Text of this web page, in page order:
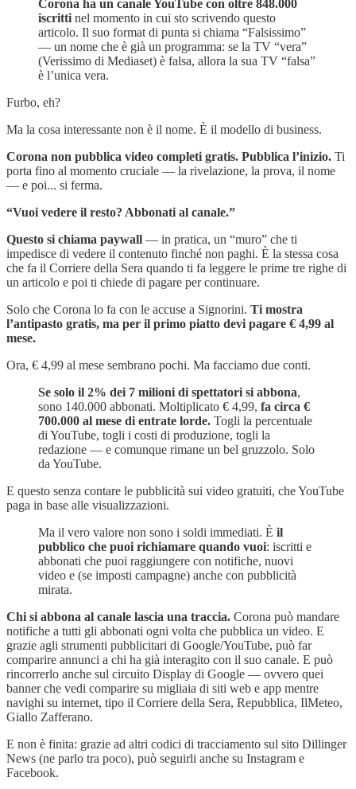
Corona ha un canale YouTube con oltre 848.000
iscritti nel momento in cui sto scrivendo questo
articolo. Il suo format di punta si chiama “Falsissimo”
— un nome che è già un programma: se la TV “vera”
(Verissimo di Mediaset) è falsa, allora la sua TV “falsa”
è l’unica vera.
Furbo, eh?
Ma la cosa interessante non è il nome. È il modello di business.
Corona non pubblica video completi gratis. Pubblica l’inizio. Ti
porta fino al momento cruciale — la rivelazione, la prova, il nome
— e poi... si ferma.
“Vuoi vedere il resto? Abbonati al canale.”
Questo si chiama paywall — in pratica, un “muro” che ti
impedisce di vedere il contenuto finché non paghi. È la stessa cosa
che fa il Corriere della Sera quando ti fa leggere le prime tre righe di
un articolo e poi ti chiede di pagare per continuare.
Solo che Corona lo fa con le accuse a Signorini. Ti mostra
l’antipasto gratis, ma per il primo piatto devi pagare € 4,99 al
mese.
Ora, € 4,99 al mese sembrano pochi. Ma facciamo due conti.
Se solo il 2% dei 7 milioni di spettatori si abbona,
sono 140.000 abbonati. Moltiplicato € 4,99, fa circa €
700.000 al mese di entrate lorde. Togli la percentuale
di YouTube, togli i costi di produzione, togli la
redazione — e comunque rimane un bel gruzzolo. Solo
da YouTube.
E questo senza contare le pubblicità sui video gratuiti, che YouTube
paga in base alle visualizzazioni.
Ma il vero valore non sono i soldi immediati. È il
pubblico che puoi richiamare quando vuoi: iscritti e
abbonati che puoi raggiungere con notifiche, nuovi
video e (se imposti campagne) anche con pubblicità
mirata.
Chi si abbona al canale lascia una traccia. Corona può mandare
notifiche a tutti gli abbonati ogni volta che pubblica un video. E
grazie agli strumenti pubblicitari di Google/YouTube, può far
comparire annunci a chi ha già interagito con il suo canale. E può
rincorrerlo anche sul circuito Display di Google — ovvero quei
banner che vedi comparire su migliaia di siti web e app mentre
navighi su internet, tipo il Corriere della Sera, Repubblica, IlMeteo,
Giallo Zafferano.
E non è finita: grazie ad altri codici di tracciamento sul sito Dillinger
News (ne parlo tra poco), può seguirli anche su Instagram e
Facebook.